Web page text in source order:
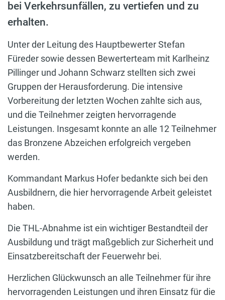
bei Verkehrsunfällen, zu vertiefen und zu
erhalten.
Unter der Leitung des Hauptbewerter Stefan
Füreder sowie dessen Bewerterteam mit Karlheinz
Pillinger und Johann Schwarz stellten sich zwei
Gruppen der Herausforderung. Die intensive
Vorbereitung der letzten Wochen zahlte sich aus,
und die Teilnehmer zeigten hervorragende
Leistungen. Insgesamt konnte an alle 12 Teilnehmer
das Bronzene Abzeichen erfolgreich vergeben
werden.
Kommandant Markus Hofer bedankte sich bei den
Ausbildnern, die hier hervorragende Arbeit geleistet
haben.
Die THL-Abnahme ist ein wichtiger Bestandteil der
Ausbildung und trägt maßgeblich zur Sicherheit und
Einsatzbereitschaft der Feuerwehr bei.
Herzlichen Glückwunsch an alle Teilnehmer für ihre
hervorragenden Leistungen und ihren Einsatz für die